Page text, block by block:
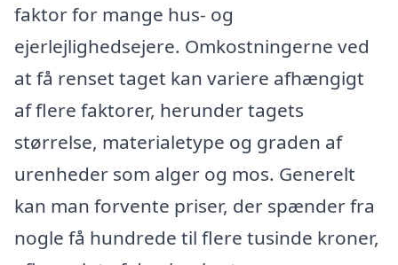
faktor for mange hus- og
ejerlejlighedsejere. Omkostningerne ved
at få renset taget kan variere afhængigt
af flere faktorer, herunder tagets
størrelse, materialetype og graden af
urenheder som alger og mos. Generelt
kan man forvente priser, der spænder fra
nogle få hundrede til flere tusinde kroner,